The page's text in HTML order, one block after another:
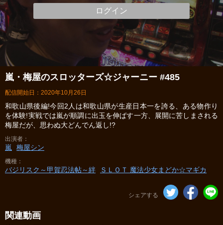
ログイン
嵐・梅屋のスロッターズ☆ジャーニー #485
配信開始日：2020年10月26日
和歌山県後編!今回2人は和歌山県が生産日本一を誇る、ある物作り
を体験!実戦では嵐が順調に出玉を伸ばす一方、展開に苦しまされる
梅屋だが、思わぬ大どんでん返し!?
出演者
嵐 梅屋シン
機種
バジリスク～甲賀忍法帖～絆 ＳＬＯＴ 魔法少女まどか☆マギカ
シェアする
関連動画